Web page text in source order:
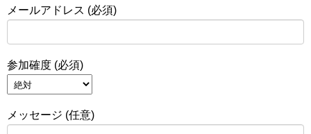
メールアドレス (必須)
参加確度 (必須)
メッセージ (任意)